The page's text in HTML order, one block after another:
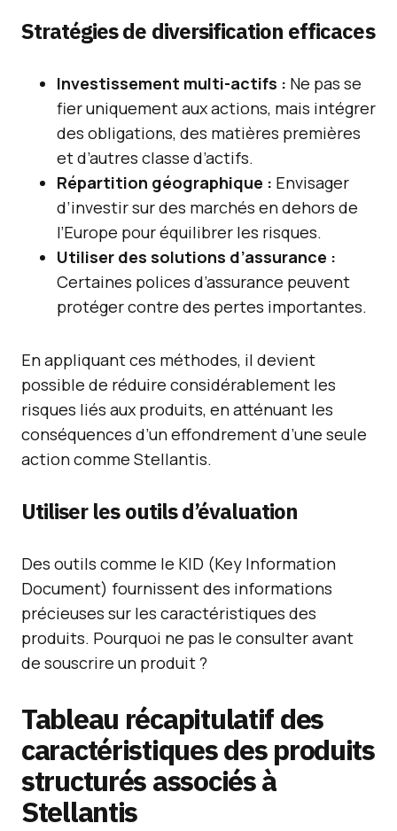
Stratégies de diversification efficaces
Investissement multi-actifs : Ne pas se
fier uniquement aux actions, mais intégrer
des obligations, des matières premières
et d’autres classe d’actifs.
Répartition géographique : Envisager
d’investir sur des marchés en dehors de
l’Europe pour équilibrer les risques.
Utiliser des solutions d’assurance :
Certaines polices d’assurance peuvent
protéger contre des pertes importantes.
En appliquant ces méthodes, il devient
possible de réduire considérablement les
risques liés aux produits, en atténuant les
conséquences d’un effondrement d’une seule
action comme Stellantis.
Utiliser les outils d’évaluation
Des outils comme le KID (Key Information
Document) fournissent des informations
précieuses sur les caractéristiques des
produits. Pourquoi ne pas le consulter avant
de souscrire un produit ?
Tableau récapitulatif des
caractéristiques des produits
structurés associés à
Stellantis